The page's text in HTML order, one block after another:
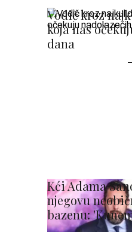
Vodič kroz
koja nas
dana
Kći Adama
njegovu
bazenu: